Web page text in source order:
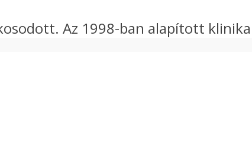
Az 1998-ban alapított